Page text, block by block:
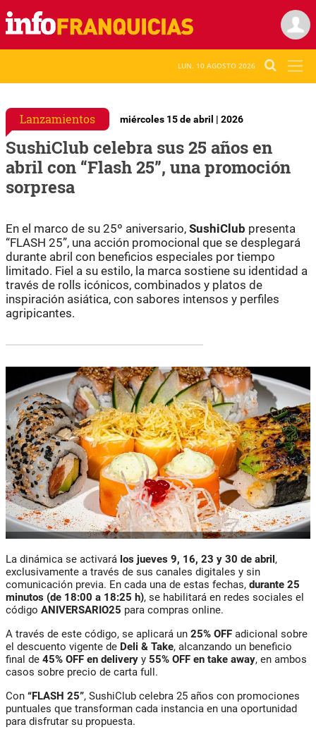
LUN. 10 AGOSTO 2026
Lanzamientos miércoles 15 de abril | 2026
SushiClub celebra sus 25 años en
abril con “Flash 25”, una promoción
sorpresa
En el marco de su 25º aniversario, SushiClub presenta
“FLASH 25”, una acción promocional que se desplegará
durante abril con beneficios especiales por tiempo
limitado. Fiel a su estilo, la marca sostiene su identidad a
través de rolls icónicos, combinados y platos de
inspiración asiática, con sabores intensos y perfiles
agripicantes.
La dinámica se activará los jueves 9, 16, 23 y 30 de abril,
exclusivamente a través de sus canales digitales y sin
comunicación previa. En cada una de estas fechas, durante 25
minutos (de 18:00 a 18:25 h), se habilitará en redes sociales el
código ANIVERSARIO25 para compras online.
A través de este código, se aplicará un 25% OFF adicional sobre
el descuento vigente de Deli & Take, alcanzando un beneficio
final de 45% OFF en delivery y 55% OFF en take away, en ambos
casos sobre precio de carta full.
Con “FLASH 25”, SushiClub celebra 25 años con promociones
puntuales que transforman cada instancia en una oportunidad
para disfrutar su propuesta.